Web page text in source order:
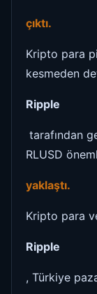
çıktı.
Kripto para
kesmeden
Ripple
tarafından
RLUSD
yaklaştı.
Kripto para
Ripple
, Türkiye